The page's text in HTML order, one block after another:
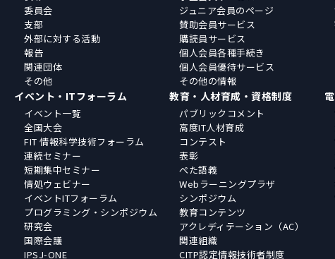
委員会
支部
外部に対する活動
報告
関連団体
その他
ジュニア会員のページ
賛助会員サービス
購読員サービス
個人会員各種手続き
個人会員優待サービス
その他の情報
イベント・ITフォーラム
イベント一覧
全国大会
FIT 情報科学技術フォーラム
連続セミナー
短期集中セミナー
情処ウェビナー
イベントITフォーラム
プログラミング・シンポジウム
研究会
国際会議
IPSJ-ONE
教育・人材育成・資格制度
パブリックコメント
高度IT人材育成
コンテスト
表彰
ぺた語義
Webラーニングプラザ
シンポジウム
教育コンテンツ
アクレディテーション（AC）
関連組織
CITP認定情報技術者制度